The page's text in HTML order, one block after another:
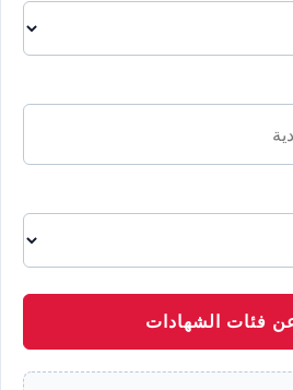
فئات الشهادات